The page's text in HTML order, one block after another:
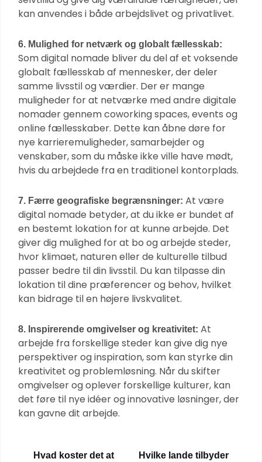
kan anvendes i både arbejdslivet og privatlivet.
6. Mulighed for netværk og globalt fællesskab:
Som digital nomade bliver du del af et voksende
globalt fællesskab af mennesker, der deler
samme livsstil og værdier. Der er mange
muligheder for at netværke med andre digitale
nomader gennem coworking spaces, events og
online fællesskaber. Dette kan åbne døre for
nye karrieremuligheder, samarbejder og
venskaber, som du måske ikke ville have mødt,
hvis du arbejdede fra en traditionel kontorplads.
7. Færre geografiske begrænsninger: At være
digital nomade betyder, at du ikke er bundet af
en bestemt lokation for at kunne arbejde. Det
giver dig mulighed for at bo og arbejde steder,
hvor klimaet, naturen eller de kulturelle tilbud
passer bedre til din livsstil. Du kan tilpasse din
lokation til dine præferencer og behov, hvilket
kan bidrage til en højere livskvalitet.
8. Inspirerende omgivelser og kreativitet: At
arbejde fra forskellige steder kan give dig nye
perspektiver og inspiration, som kan styrke din
kreativitet og problemløsning. Når du skifter
omgivelser og oplever forskellige kulturer, kan
det føre til nye idéer og innovative løsninger, der
kan gavne dit arbejde.
Hvad koster det at Hvilke lande tilbyder